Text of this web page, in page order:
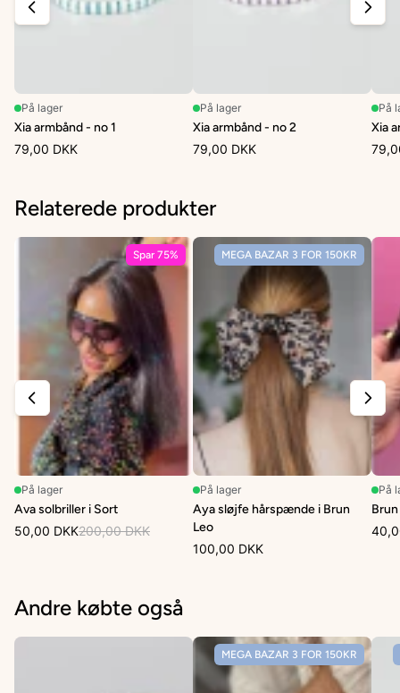
På lager
Xia armbånd - no 1
79,00 DKK
På lager
Xia armbånd - no 2
79,00 DKK
På
Xia
Relaterede produkter
Spar 75%
På lager
Ava solbriller i Sort
50,00 DKK200,00 DKK
MEGA BAZAR 3 FOR 150KR
På lager
Aya sløjfe hårspænde i Brun
Leo
100,00 DKK
På
Andre købte også
MEGA BAZAR 3 FOR 150KR